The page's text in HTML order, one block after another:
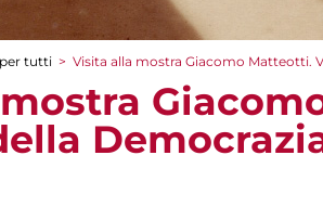
tutti > Visita alla mostra Giacomo Matteotti.